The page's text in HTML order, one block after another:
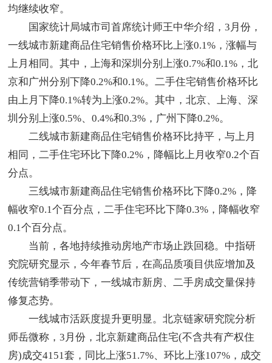
均继续收窄。
国家统计局城市司首席统计师王中华介绍，3月份，
一线城市新建商品住宅销售价格环比上涨0.1%，涨幅与
上月相同。其中，上海和深圳分别上涨0.7%和0.1%，北
京和广州分别下降0.2%和0.1%。二手住宅销售价格环比
由上月下降0.1%转为上涨0.2%。其中，北京、上海、深
圳分别上涨0.5%、0.4%和0.3%，广州下降0.2%。
二线城市新建商品住宅销售价格环比持平，与上月
相同，二手住宅环比下降0.2%，降幅比上月收窄0.2个百
分点。
三线城市新建商品住宅销售价格环比下降0.2%，降
幅收窄0.1个百分点，二手住宅环比下降0.3%，降幅收窄
0.1个百分点。
当前，各地持续推动房地产市场止跌回稳。中指研
究院研究显示，今年春节后，在高品质项目供应增加及
传统营销季带动下，一线城市新房、二手房成交量保持
修复态势。
一线城市活跃度提升更明显。北京链家研究院分析
师岳微称，3月份，北京新建商品住宅(不含共有产权住
房)成交4151套，同比上涨51.7%、环比上涨107%，成交